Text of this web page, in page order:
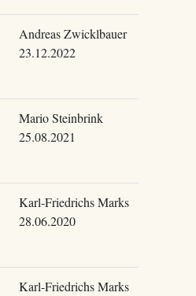
Andreas Zwicklbauer
23.12.2022
Mario Steinbrink
25.08.2021
Karl-Friedrichs Marks
28.06.2020
Karl-Friedrichs Marks